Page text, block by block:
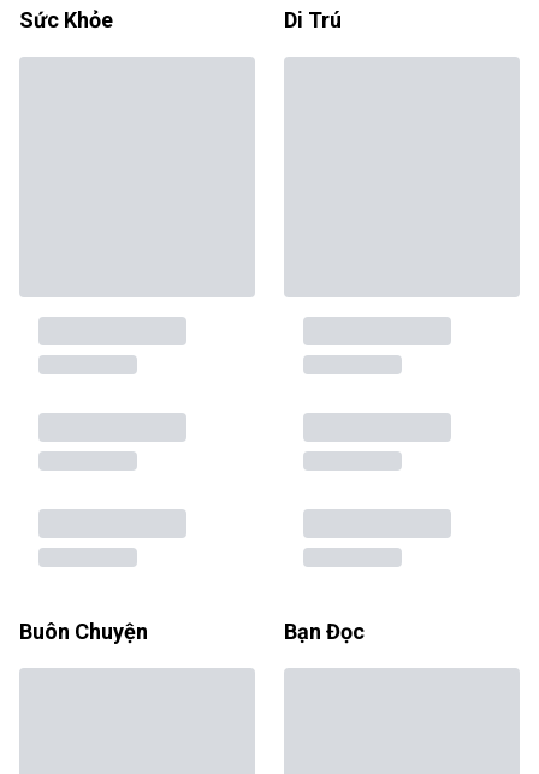
Sức Khỏe Di Trú
Buôn Chuyện Bạn Đọc